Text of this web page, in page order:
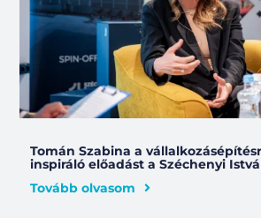
Tomán Szabina a
inspiráló előadást a Széchenyi
Tovább olvasom